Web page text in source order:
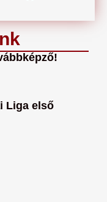
Liga első